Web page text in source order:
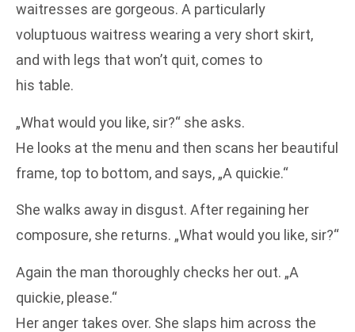
waitresses are gorgeous. A particularly
voluptuous waitress wearing a very short skirt,
and with legs that won’t quit, comes to
his table.
„What would you like, sir?“ she asks.
He looks at the menu and then scans her beautiful
frame, top to bottom, and says, „A quickie.“
She walks away in disgust. After regaining her
composure, she returns. „What would you like, sir?“
Again the man thoroughly checks her out. „A
quickie, please.“
Her anger takes over. She slaps him across the